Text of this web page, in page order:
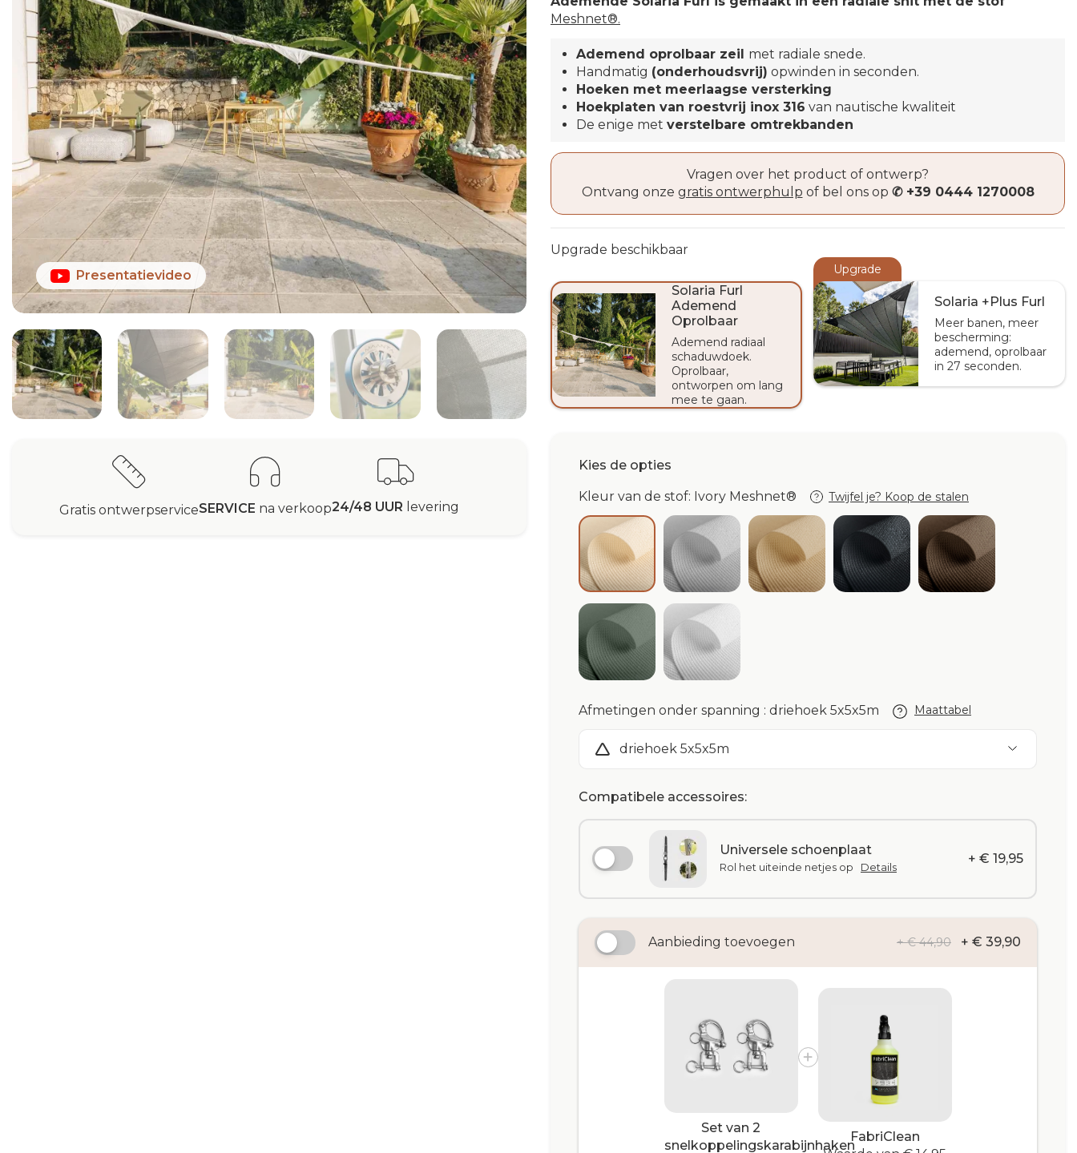
Presentatievideo
Gratis ontwerpserviceSERVICE na verkoop24/48 UUR levering
Meshnet®.
Ademend oprolbaar zeil met radiale snede.
Handmatig (onderhoudsvrij) opwinden in seconden.
Hoeken met meerlaagse versterking
Hoekplaten van roestvrij inox 316 van nautische kwaliteit
De enige met verstelbare omtrekbanden
Vragen over het product of ontwerp?
Ontvang onze gratis ontwerphulp of bel ons op ✆ +39 0444 1270008
Upgrade beschikbaar
Solaria Furl
Ademend
Oprolbaar
Ademend radiaal
schaduwdoek.
Oprolbaar,
ontworpen om lang
mee te gaan.
Upgrade
Solaria +Plus Furl
Meer banen, meer
bescherming:
ademend, oprolbaar
in 27 seconden.
Kies de opties
Kleur van de stof: Ivory Meshnet® Twijfel je? Koop de stalen
Ivory Meshnet®Cloud Meshnet®Beige Meshnet®Graphite Meshnet®Dark Corten
Sage Meshnet®White Meshnet®
Afmetingen onder spanning : driehoek 5x5x5m Maattabel
driehoek 5x5x5m
Compatibele accessoires:
Universele schoenplaat
Rol het uiteinde netjes op Details
+ € 19,95
Aanbieding toevoegen + € 44,90 + € 39,90
Set van 2
snelkoppelingskarabijnhaken
FabriClean